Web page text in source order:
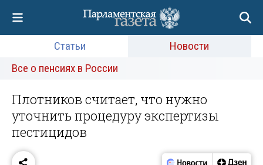
Статьи
Новости
Все о пенсиях в России
Плотников считает, что нужно
уточнить процедуру экспертизы
пестицидов